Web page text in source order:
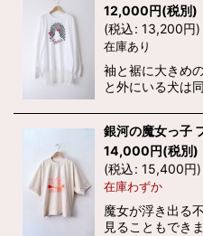
12,000円(税別)
(税込: 13,200円)
在庫あり
袖と裾に大きめ
と外にいる犬は
銀河の魔女っ子
14,000円(税別)
(税込: 15,400円)
在庫わずか
魔女が浮き出る
見ることもでき